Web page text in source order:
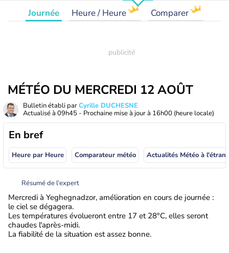
Journée Heure / Heure Comparer
MÉTÉO DU MERCREDI 12 AOÛT
Bulletin établi parCyrille DUCHESNE
Actualisé à 09h45 - Prochaine mise à jour à 16h00 (heure locale)
En bref
Heure par Heure Comparateur météo
Résumé de l’expert
Mercredi à Yeghegnadzor, amélioration en cours de journée :
le ciel se dégagera.
Les températures évolueront entre 17 et 28°C, elles seront
chaudes l'après-midi.
La fiabilité de la situation est assez bonne.